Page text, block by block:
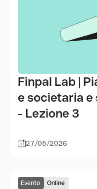
Finpal Lab |
e societaria
- Lezione 3
27/05/2026
Evento Online